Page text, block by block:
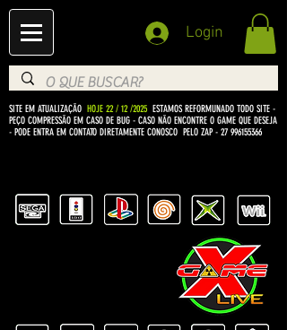
Login
SITE EM ATUALIZAÇÃO HOJE 22 / 12 /2025 ESTAMOS REFORMUNADO TODO SITE -
PEÇO COMPRESSÃO EM CASO DE BUG - CASO NÃO ENCONTRE O GAME QUE DESEJA
- PODE ENTRA EM CONTATO DIRETAMENTE CONOSCO PELO ZAP - 27 996155366